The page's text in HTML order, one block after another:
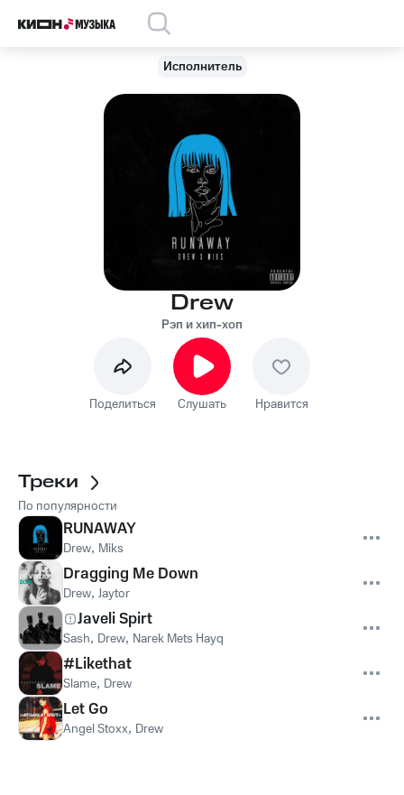
Исполнитель
Drew
Рэп и хип-хоп
Поделиться Слушать Нравится
Треки
По популярности
RUNAWAY
Drew, Miks
Dragging Me Down
Drew, Jaytor
Javeli Spirt
Sash, Drew, Narek Mets Hayq
#Likethat
Slame, Drew
Let Go
Angel Stoxx, Drew